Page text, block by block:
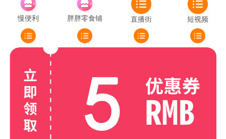
慢便利 胖胖零食铺 直播街 短视频